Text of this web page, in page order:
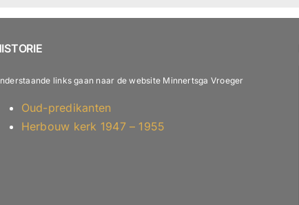
links gaan naar de website Minnertsga Vroeger
Oud-predikanten
Herbouw kerk 1947 – 1955